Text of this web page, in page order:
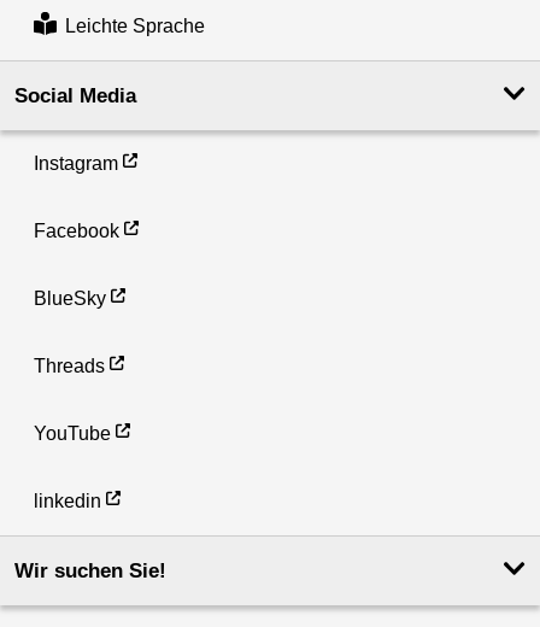
Leichte Sprache
Social Media
Instagram
Facebook
BlueSky
Threads
YouTube
linkedin
Wir suchen Sie!